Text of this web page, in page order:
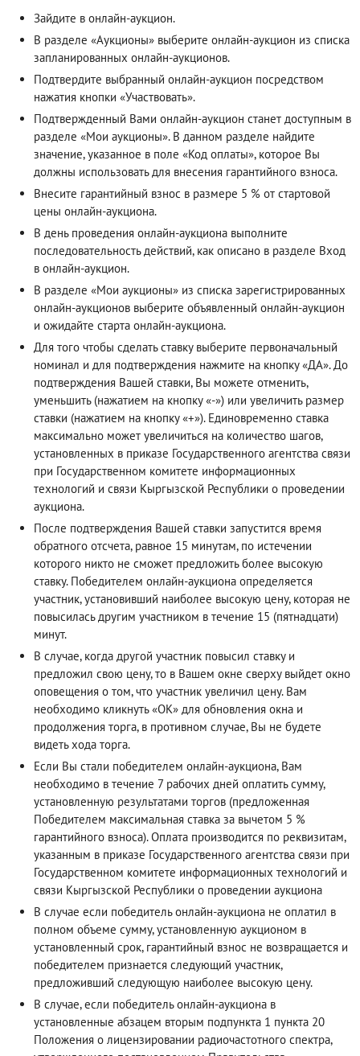
Зайдите в онлайн-аукцион.
В разделе «Аукционы» выберите онлайн-аукцион из списка
запланированных онлайн-аукционов.
Подтвердите выбранный онлайн-аукцион посредством
нажатия кнопки «Участвовать».
Подтвержденный Вами онлайн-аукцион станет доступным в
разделе «Мои аукционы». В данном разделе найдите
значение, указанное в поле «Код оплаты», которое Вы
должны использовать для внесения гарантийного взноса.
Внесите гарантийный взнос в размере 5 % от стартовой
цены онлайн-аукциона.
В день проведения онлайн-аукциона выполните
последовательность действий, как описано в разделе Вход
в онлайн-аукцион.
В разделе «Мои аукционы» из списка зарегистрированных
онлайн-аукционов выберите объявленный онлайн-аукцион
и ожидайте старта онлайн-аукциона.
Для того чтобы сделать ставку выберите первоначальный
номинал и для подтверждения нажмите на кнопку «ДА». До
подтверждения Вашей ставки, Вы можете отменить,
уменьшить (нажатием на кнопку «-») или увеличить размер
ставки (нажатием на кнопку «+»). Единовременно ставка
максимально может увеличиться на количество шагов,
установленных в приказе Государственного агентства связи
при Государственном комитете информационных
технологий и связи Кыргызской Республики о проведении
аукциона.
После подтверждения Вашей ставки запустится время
обратного отсчета, равное 15 минутам, по истечении
которого никто не сможет предложить более высокую
ставку. Победителем онлайн-аукциона определяется
участник, установивший наиболее высокую цену, которая не
повысилась другим участником в течение 15 (пятнадцати)
минут.
В случае, когда другой участник повысил ставку и
предложил свою цену, то в Вашем окне сверху выйдет окно
оповещения о том, что участник увеличил цену. Вам
необходимо кликнуть «ОК» для обновления окна и
продолжения торга, в противном случае, Вы не будете
видеть хода торга.
Если Вы стали победителем онлайн-аукциона, Вам
необходимо в течение 7 рабочих дней оплатить сумму,
установленную результатами торгов (предложенная
Победителем максимальная ставка за вычетом 5 %
гарантийного взноса). Оплата производится по реквизитам,
указанным в приказе Государственного агентства связи при
Государственном комитете информационных технологий и
связи Кыргызской Республики о проведении аукциона
В случае если победитель онлайн-аукциона не оплатил в
полном объеме сумму, установленную аукционом в
установленный срок, гарантийный взнос не возвращается и
победителем признается следующий участник,
предложивший следующую наиболее высокую цену.
В случае, если победитель онлайн-аукциона в
установленные абзацем вторым подпункта 1 пункта 20
Положения о лицензировании радиочастотного спектра,